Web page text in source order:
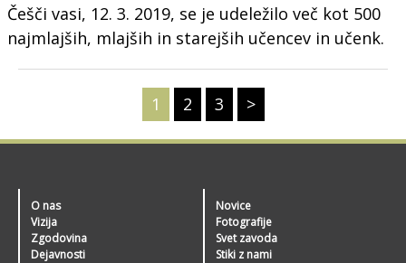
Češči vasi, 12. 3. 2019, se je udeležilo več kot 500
najmlajših, mlajših in starejših učencev in učenk.
1 2 3 >
O nas
Vizija
Zgodovina
Dejavnosti
Novice
Fotografije
Svet zavoda
Stiki z nami